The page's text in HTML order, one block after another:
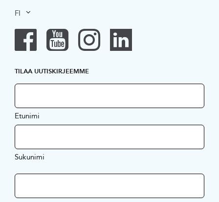
FI
TILAA UUTISKIRJEEMME
Etunimi
Sukunimi